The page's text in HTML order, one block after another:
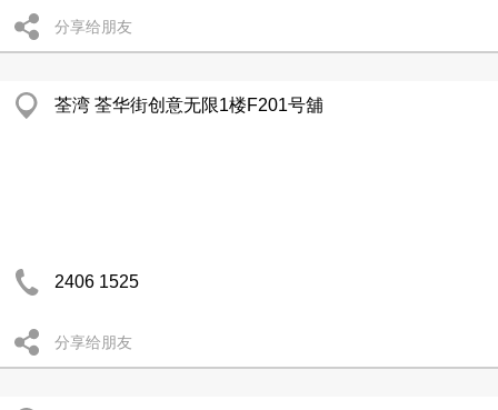
分享给朋友
荃湾 荃华街创意无限1楼F201号舖
2406 1525
分享给朋友